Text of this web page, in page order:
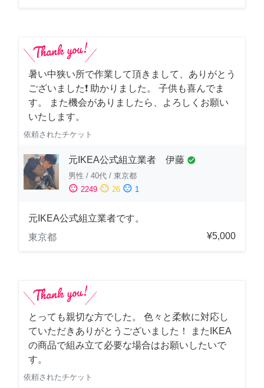
暑い中狭い所で作業して頂きまして、ありがとう
ございました❗️ 助かりました。 子供も喜んでま
す。 また機会がありましたら、よろしくお願い
いたします。
依頼されたチケット
元IKEA公式組立業者 伊藤 check_circle
男性 / 40代 / 東京都
sentiment_satisfied 2249 sentiment_neutral 26 sentiment_dissatisfied 1
元IKEA公式組立業者です。
東京都
¥5,000
とっても親切な方でした。 色々と柔軟に対応し
ていただきありがとうございました！ またIKEA
の商品で組み立て必要な場合はお願いしたいで
す。
依頼されたチケット